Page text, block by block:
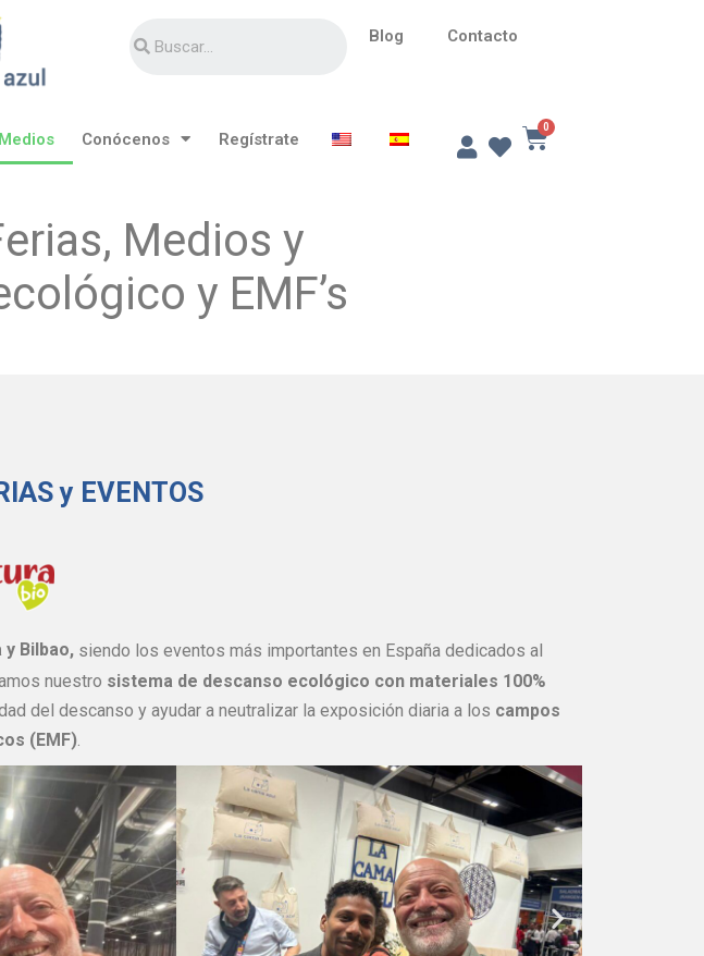
Blog Contacto
Medios Conócenos Regístrate
Medios y
y EMF’s
y EVENTOS
y Bilbao, siendo los eventos más importantes en España dedicados al
nuestro sistema de descanso ecológico con materiales 100%
del descanso y ayudar a neutralizar la exposición diaria a los campos
(EMF).